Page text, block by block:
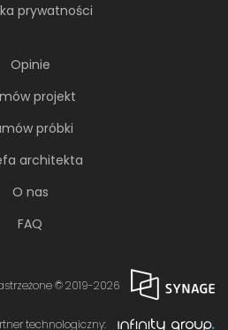
prywatności
Opinie
projekt
próbki
architekta
O nas
FAQ
© 2019-2026
technologiczny: